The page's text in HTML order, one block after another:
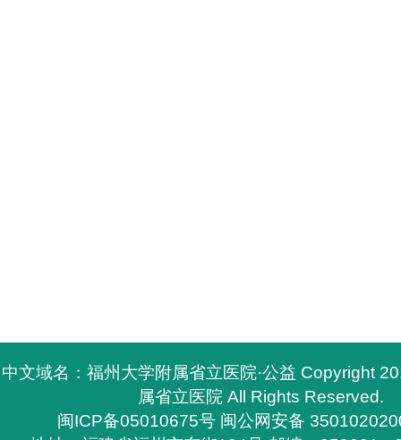
中文域名：福州大学附属省立医院·公益 Copyright
属省立医院 All Rights Reserved.
闽ICP备05010675号 闽公网安备